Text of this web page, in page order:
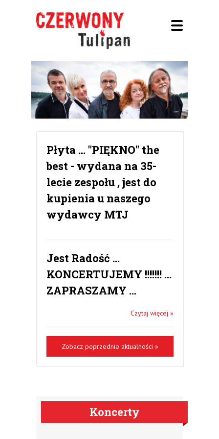
Płyta ... "PIĘKNO" the
best - wydana na 35-
lecie zespołu , jest do
kupienia u naszego
wydawcy MTJ
Jest Radość …
KONCERTUJEMY !!!!!!! …
ZAPRASZAMY …
Czytaj więcej »
Zobacz poprzednie aktualności »
Koncerty